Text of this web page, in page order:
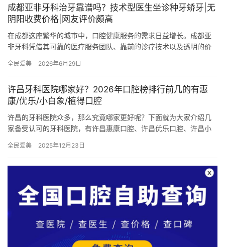
成都亚非牙科治牙靠谱吗？技术型医生坐诊种牙矫牙|无
阴阳收费价格|网友评价颇高
在成都这座繁华的城市中，口腔健康服务的需求日益增长。成都亚
非牙科凭借其可靠的医疗服务团队、靠前的诊疗技术以及透明的价
亚非牙…
全民爱美 2026年6月29日
许昌牙科医院哪家好？2026年口腔榜排行前几的有惠
康/优乐/小白象/植得口腔
许昌的牙科医院众多，那么究竟哪家更好呢？下面就为大家介绍几
家备受认可的牙科医院，有许昌惠康口腔、许昌优乐口腔、许昌小
腔 …
全民爱美 2025年12月23日